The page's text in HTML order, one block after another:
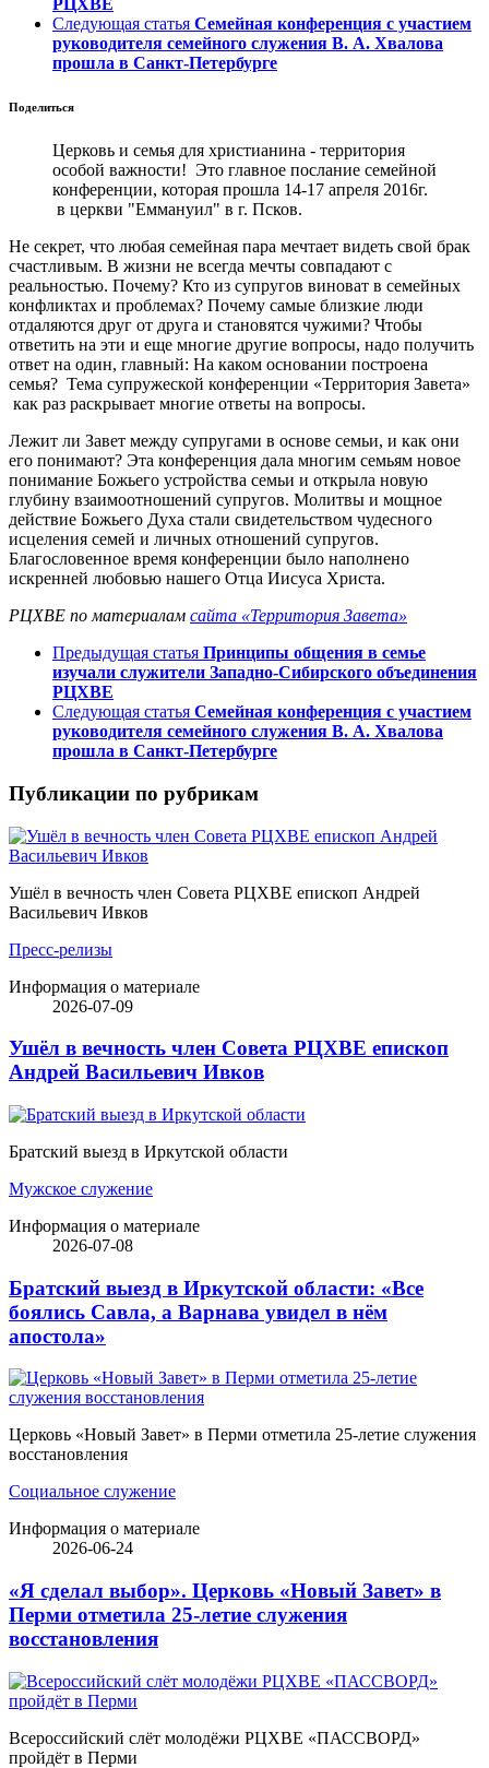
РЦХВЕ
Следующая статья Семейная конференция с участием
руководителя семейного служения В. А. Хвалова
прошла в Санкт-Петербурге
Поделиться
Церковь и семья для христианина - территория
особой важности! Это главное послание семейной
конференции, которая прошла 14-17 апреля 2016г.
в церкви "Еммануил" в г. Псков.
Не секрет, что любая семейная пара мечтает видеть свой брак
счастливым. В жизни не всегда мечты совпадают с
реальностью. Почему? Кто из супругов виноват в семейных
конфликтах и проблемах? Почему самые близкие люди
отдаляются друг от друга и становятся чужими? Чтобы
ответить на эти и еще многие другие вопросы, надо получить
ответ на один, главный: На каком основании построена
семья? Тема супружеской конференции «Территория Завета»
как раз раскрывает многие ответы на вопросы.
Лежит ли Завет между супругами в основе семьи, и как они
его понимают? Эта конференция дала многим семьям новое
понимание Божьего устройства семьи и открыла новую
глубину взаимоотношений супругов. Молитвы и мощное
действие Божьего Духа стали свидетельством чудесного
исцеления семей и личных отношений супругов.
Благословенное время конференции было наполнено
искренней любовью нашего Отца Иисуса Христа.
РЦХВЕ по материалам сайта «Территория Завета»
Предыдущая статья Принципы общения в семье
изучали служители Западно-Сибирского объединения
РЦХВЕ
Следующая статья Семейная конференция с участием
руководителя семейного служения В. А. Хвалова
прошла в Санкт-Петербурге
Публикации по рубрикам
Ушёл в вечность член Совета РЦХВЕ епископ Андрей
Васильевич Ивков
Пресс-релизы
Информация о материале
2026-07-09
Ушёл в вечность член Совета РЦХВЕ епископ
Андрей Васильевич Ивков
Братский выезд в Иркутской области
Мужское служение
Информация о материале
2026-07-08
Братский выезд в Иркутской области: «Все
боялись Савла, а Варнава увидел в нём
апостола»
Церковь «Новый Завет» в Перми отметила 25-летие служения
восстановления
Социальное служение
Информация о материале
2026-06-24
«Я сделал выбор». Церковь «Новый Завет» в
Перми отметила 25-летие служения
восстановления
Всероссийский слёт молодёжи РЦХВЕ «ПАССВОРД»
пройдёт в Перми